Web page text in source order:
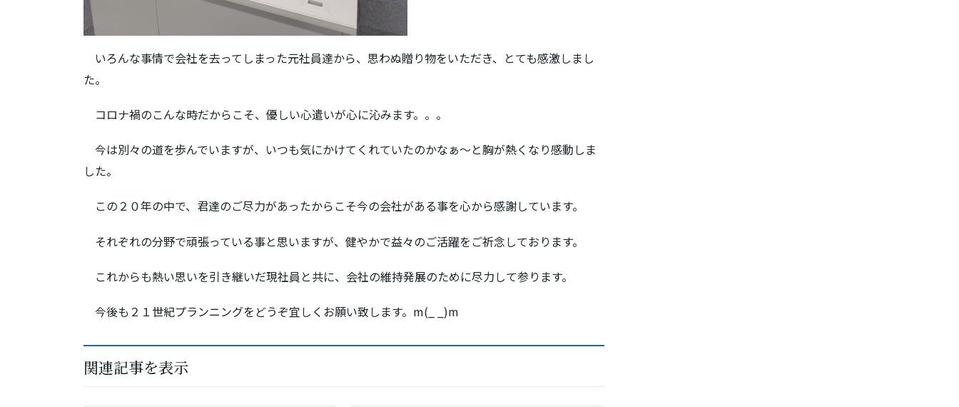
いろんな事情で会社を去ってしまった元社員達から、思わぬ贈り物をいただき、とても感激しまし
た。
コロナ禍のこんな時だからこそ、優しい心遣いが心に沁みます。。。
今は別々の道を歩んでいますが、いつも気にかけてくれていたのかなぁ～と胸が熱くなり感動しま
した。
この２０年の中で、君達のご尽力があったからこそ今の会社がある事を心から感謝しています。
それぞれの分野で頑張っている事と思いますが、健やかで益々のご活躍をご祈念しております。
これからも熱い思いを引き継いだ現社員と共に、会社の維持発展のために尽力して参ります。
今後も２１世紀プランニングをどうぞ宜しくお願い致します。m(_ _)m
関連記事を表示